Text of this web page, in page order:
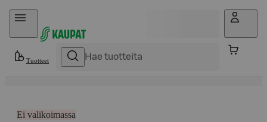
Hyppää sisältöön
Tuotteet
Ei valikoimassa